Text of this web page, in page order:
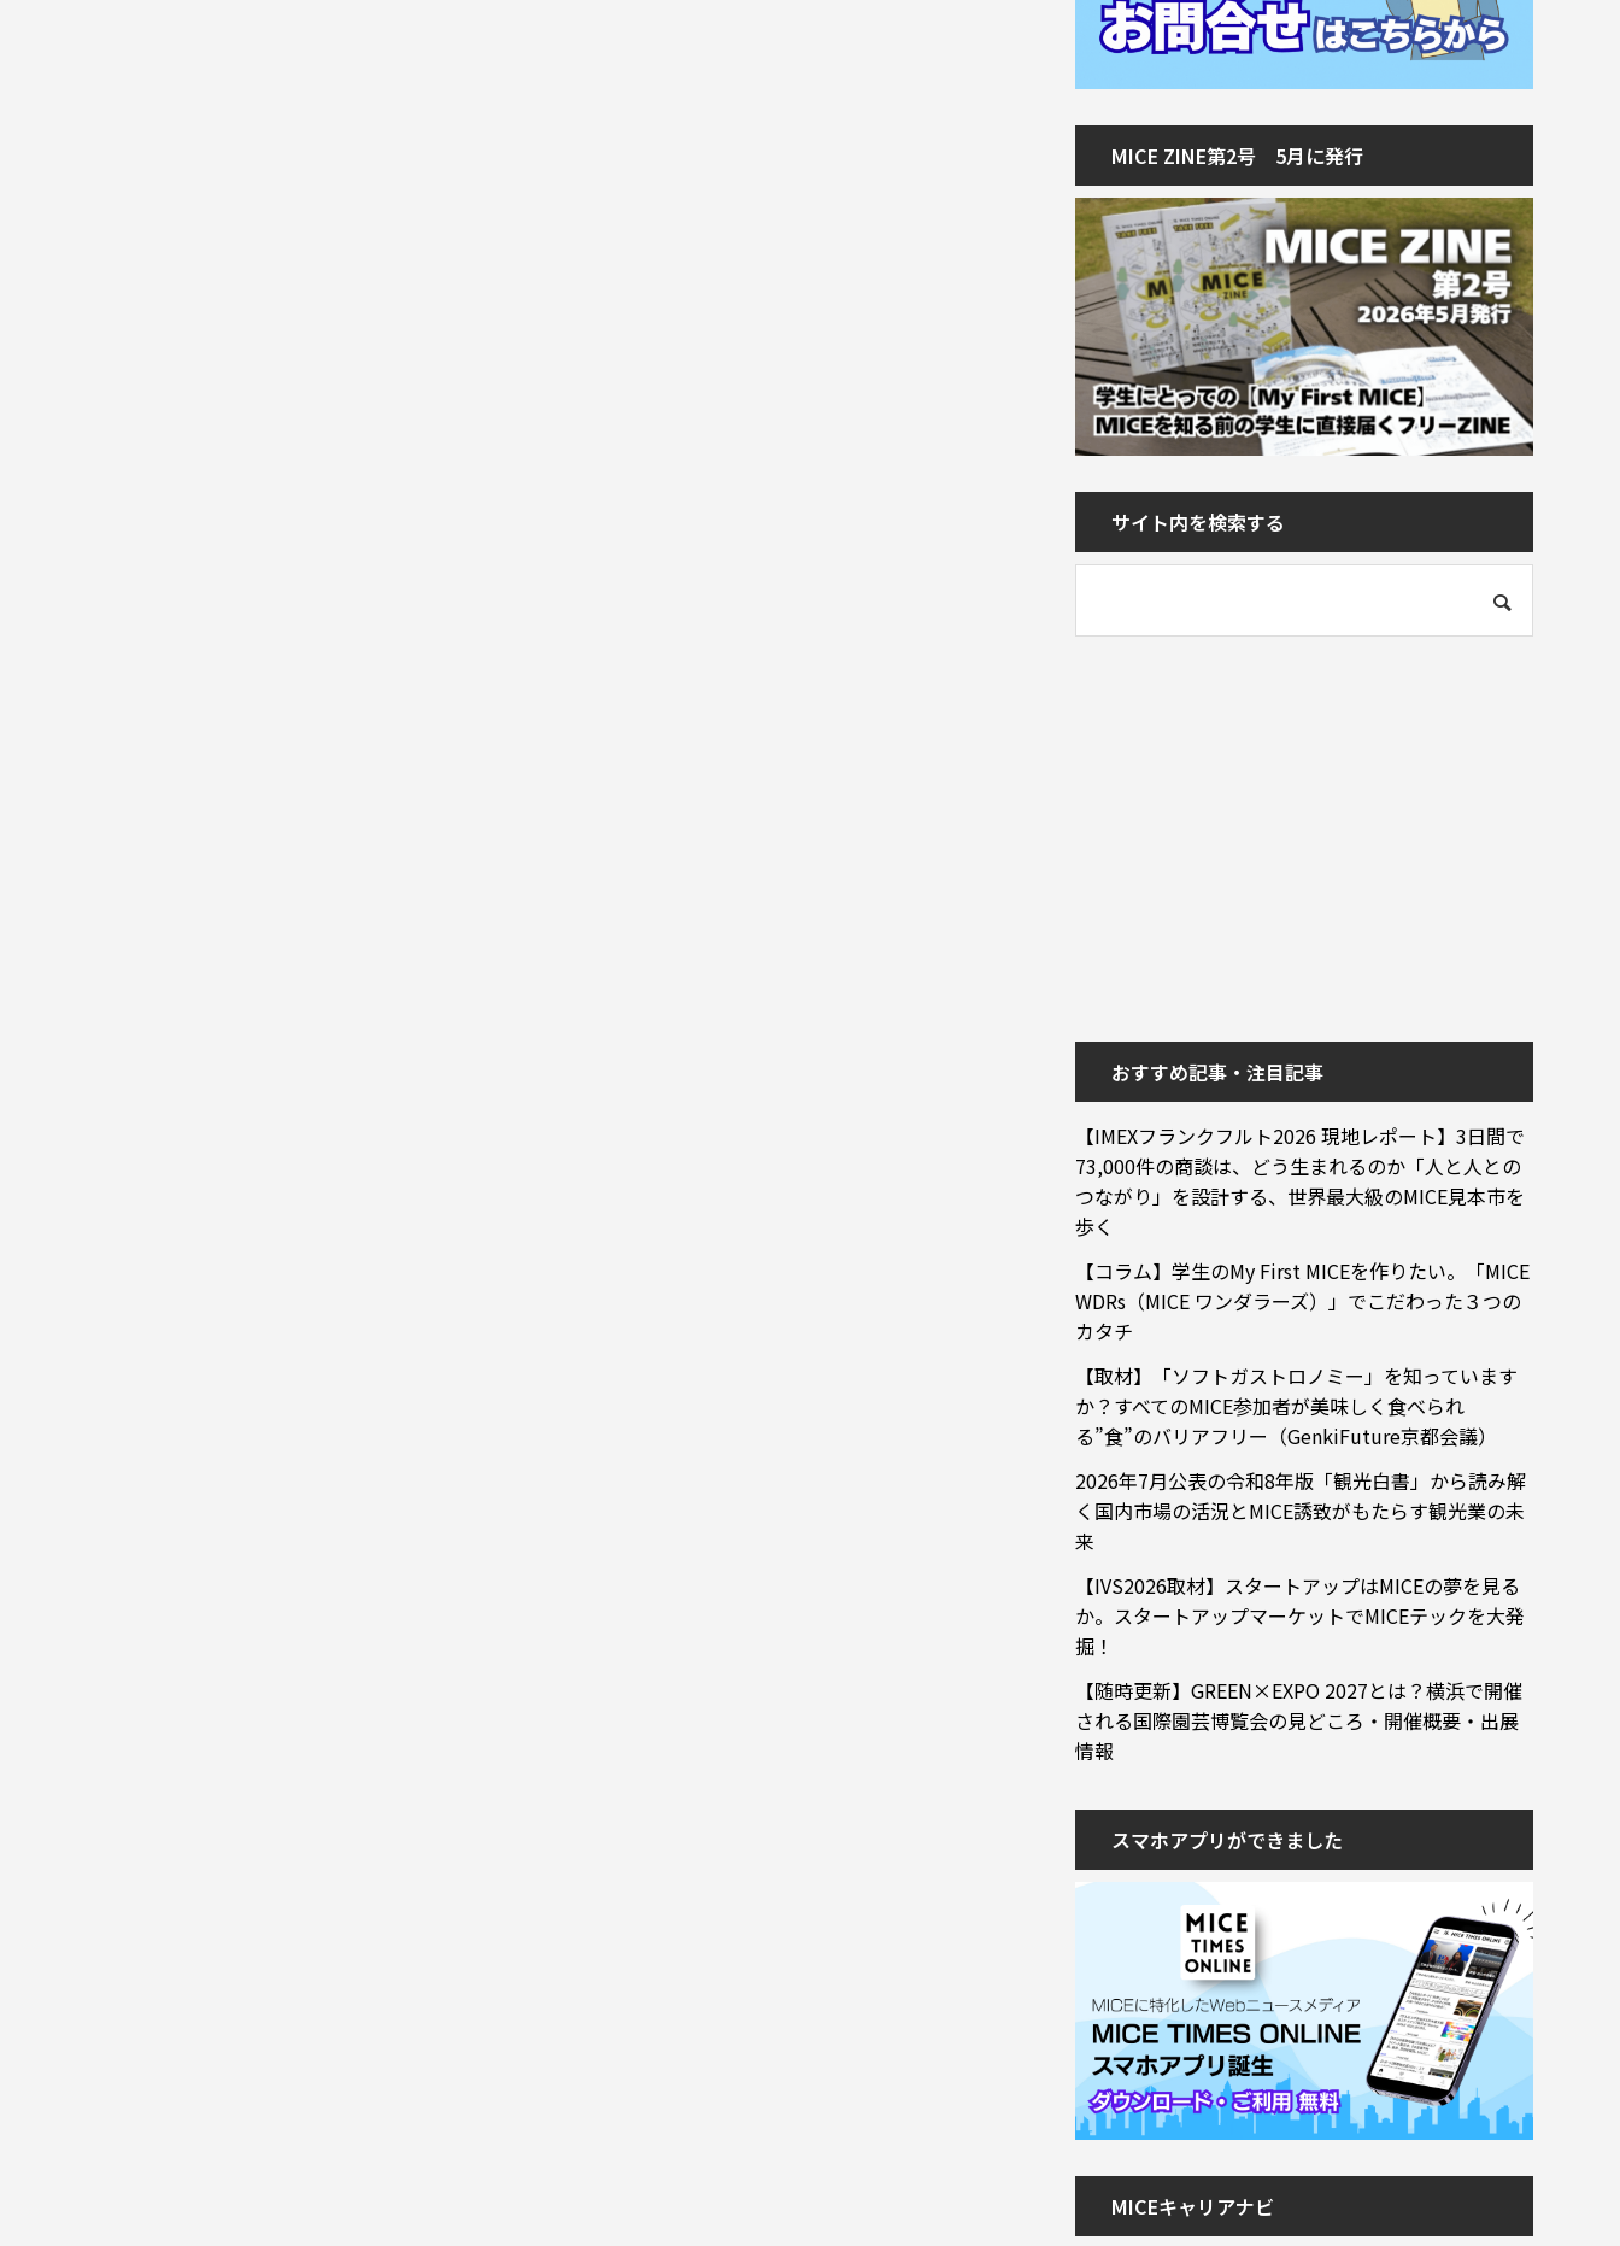
MICE ZINE第2号 5月に発行
サイト内を検索する
おすすめ記事・注目記事
【IMEXフランクフルト2026 現地レポート】3日間で
73,000件の商談は、どう生まれるのか「人と人との
つながり」を設計する、世界最大級のMICE見本市を
歩く
【コラム】学生のMy First MICEを作りたい。「MICE
WDRs（MICE ワンダラーズ）」でこだわった３つの
カタチ
【取材】「ソフトガストロノミー」を知っています
か？すべてのMICE参加者が美味しく食べられ
る”食”のバリアフリー（GenkiFuture京都会議）
2026年7月公表の令和8年版「観光白書」から読み解
く国内市場の活況とMICE誘致がもたらす観光業の未
来
【IVS2026取材】スタートアップはMICEの夢を見る
か。スタートアップマーケットでMICEテックを大発
掘！
【随時更新】GREEN×EXPO 2027とは？横浜で開催
される国際園芸博覧会の見どころ・開催概要・出展
情報
スマホアプリができました
MICEキャリアナビ